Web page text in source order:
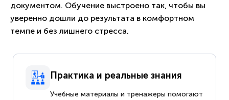
документом. Обучение выстроено так, чтобы вы
уверенно дошли до результата в комфортном
темпе и без лишнего стресса.
Практика и реальные знания
Учебные материалы и тренажеры помогают